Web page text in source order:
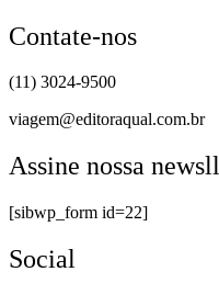
Contate-nos
(11) 3024-9500
viagem@editoraqual.com.br
Assine nossa
[sibwp_form id=22]
Social